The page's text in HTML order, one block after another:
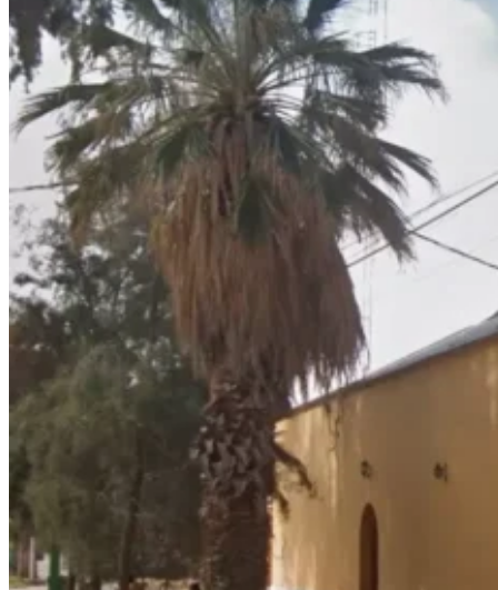
ACCODEPAS advierte sobre la vulnerabilidad de los bienes
históricos como la iglesia de Villa Mercedes